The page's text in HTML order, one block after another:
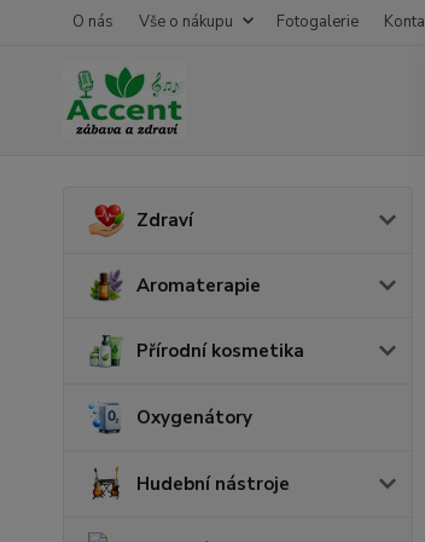
O nás Vše o nákupu Fotogalerie
Zdraví
Aromaterapie
Přírodní kosmetika
Oxygenátory
Hudební nástroje